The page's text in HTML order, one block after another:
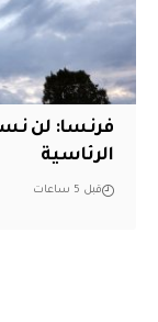
فرنسا: لن
الرئاسية
قبل 5 ساعات